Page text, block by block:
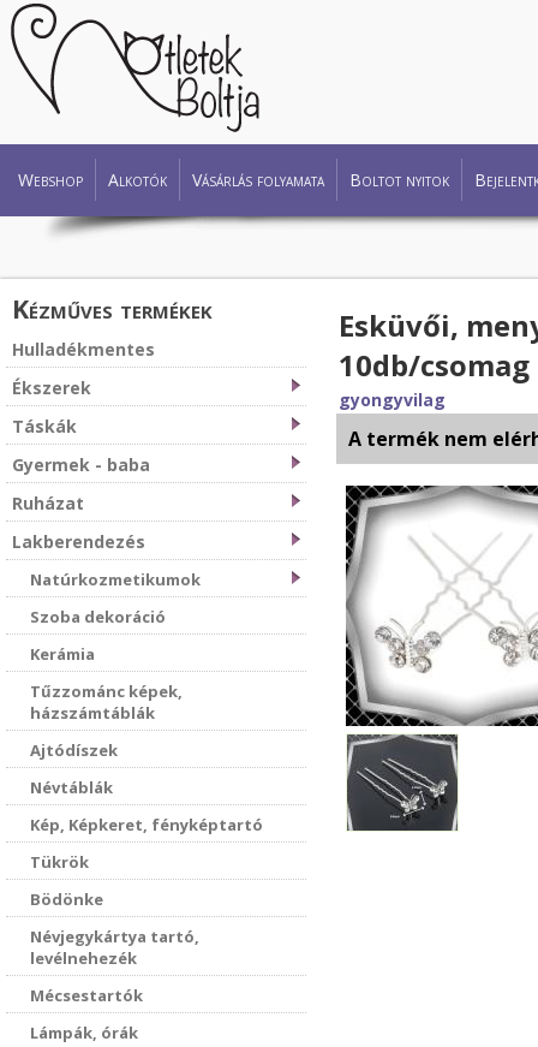
Webshop Alkotók Vásárlás folyamata Boltot nyitok
Kézműves termékek
Hulladékmentes
Ékszerek
Táskák
Gyermek - baba
Ruházat
Lakberendezés
Natúrkozmetikumok
Szoba dekoráció
Kerámia
Tűzzománc képek,
házszámtáblák
Ajtódíszek
Névtáblák
Kép, Képkeret, fényképtartó
Tükrök
Bödönke
Névjegykártya tartó,
levélnehezék
Mécsestartók
Lámpák, órák
Esküvői,
10db/csomag
gyongyvilag
A termék nem